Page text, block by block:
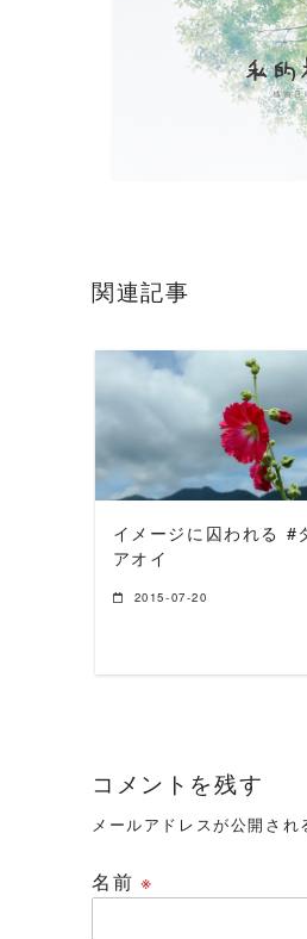
関連記事
READ MORE
イメージに囚われる #
アオイ
2015-07-20
コメントを残す
メールアドレスが公開され
名前 ※